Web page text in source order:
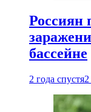
Россиян
бассейне
2 года спустя